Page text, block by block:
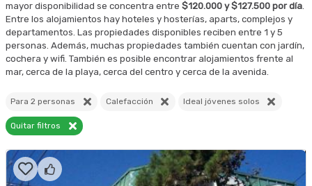
mayor disponibilidad se concentra entre $120.000 y $127.500 por día.
Entre los alojamientos hay hoteles y hosterías, aparts, complejos y
departamentos. Las propiedades disponibles reciben entre 1 y 5
personas. Además, muchas propiedades también cuentan con jardín,
cochera y wifi. También es posible encontrar alojamientos frente al
mar, cerca de la playa, cerca del centro y cerca de la avenida.
Para 2 personas Calefacción Ideal jóvenes solos
Quitar filtros